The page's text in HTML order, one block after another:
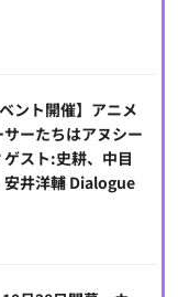
ント開催】アニメ
ーたちはアヌシー
スト:史耕、中目
安井洋輔 Dialogue